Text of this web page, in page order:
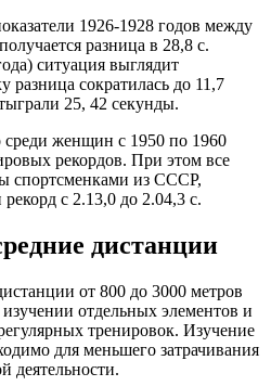
1926-1928 годов между
разница в 28,8 с.
ситуация выглядит
разница сократилась до 11,7
25, 42 секунды.
среди женщин с 1950 по 1960
рекордов. При этом все
спортсменками из СССР,
с 2.13,0 до 2.04,3 с.
дистанции
от 800 до 3000 метров
отдельных элементов и
тренировок. Изучение
для меньшего затрачивания
деятельности.